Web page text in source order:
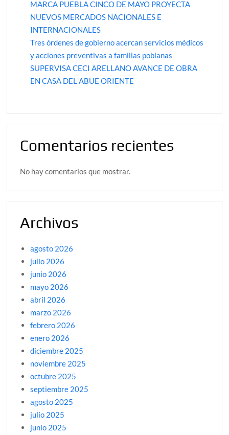
MARCA PUEBLA CINCO DE MAYO PROYECTA
NUEVOS MERCADOS NACIONALES E
INTERNACIONALES
Tres órdenes de gobierno acercan servicios médicos
y acciones preventivas a familias poblanas
SUPERVISA CECI ARELLANO AVANCE DE OBRA
EN CASA DEL ABUE ORIENTE
Comentarios recientes
No hay comentarios que mostrar.
Archivos
agosto 2026
julio 2026
junio 2026
mayo 2026
abril 2026
marzo 2026
febrero 2026
enero 2026
diciembre 2025
noviembre 2025
octubre 2025
septiembre 2025
agosto 2025
julio 2025
junio 2025